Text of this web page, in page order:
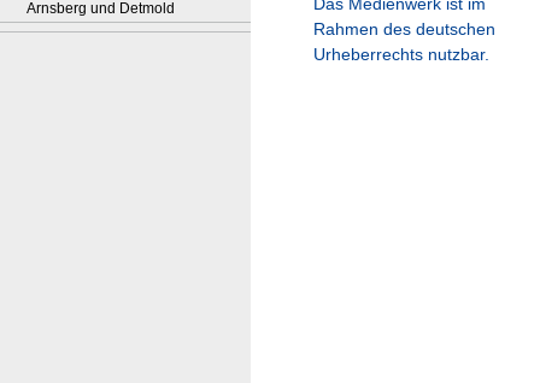
Arnsberg und Detmold
Rahmen des deutschen
Urheberrechts nutzbar.